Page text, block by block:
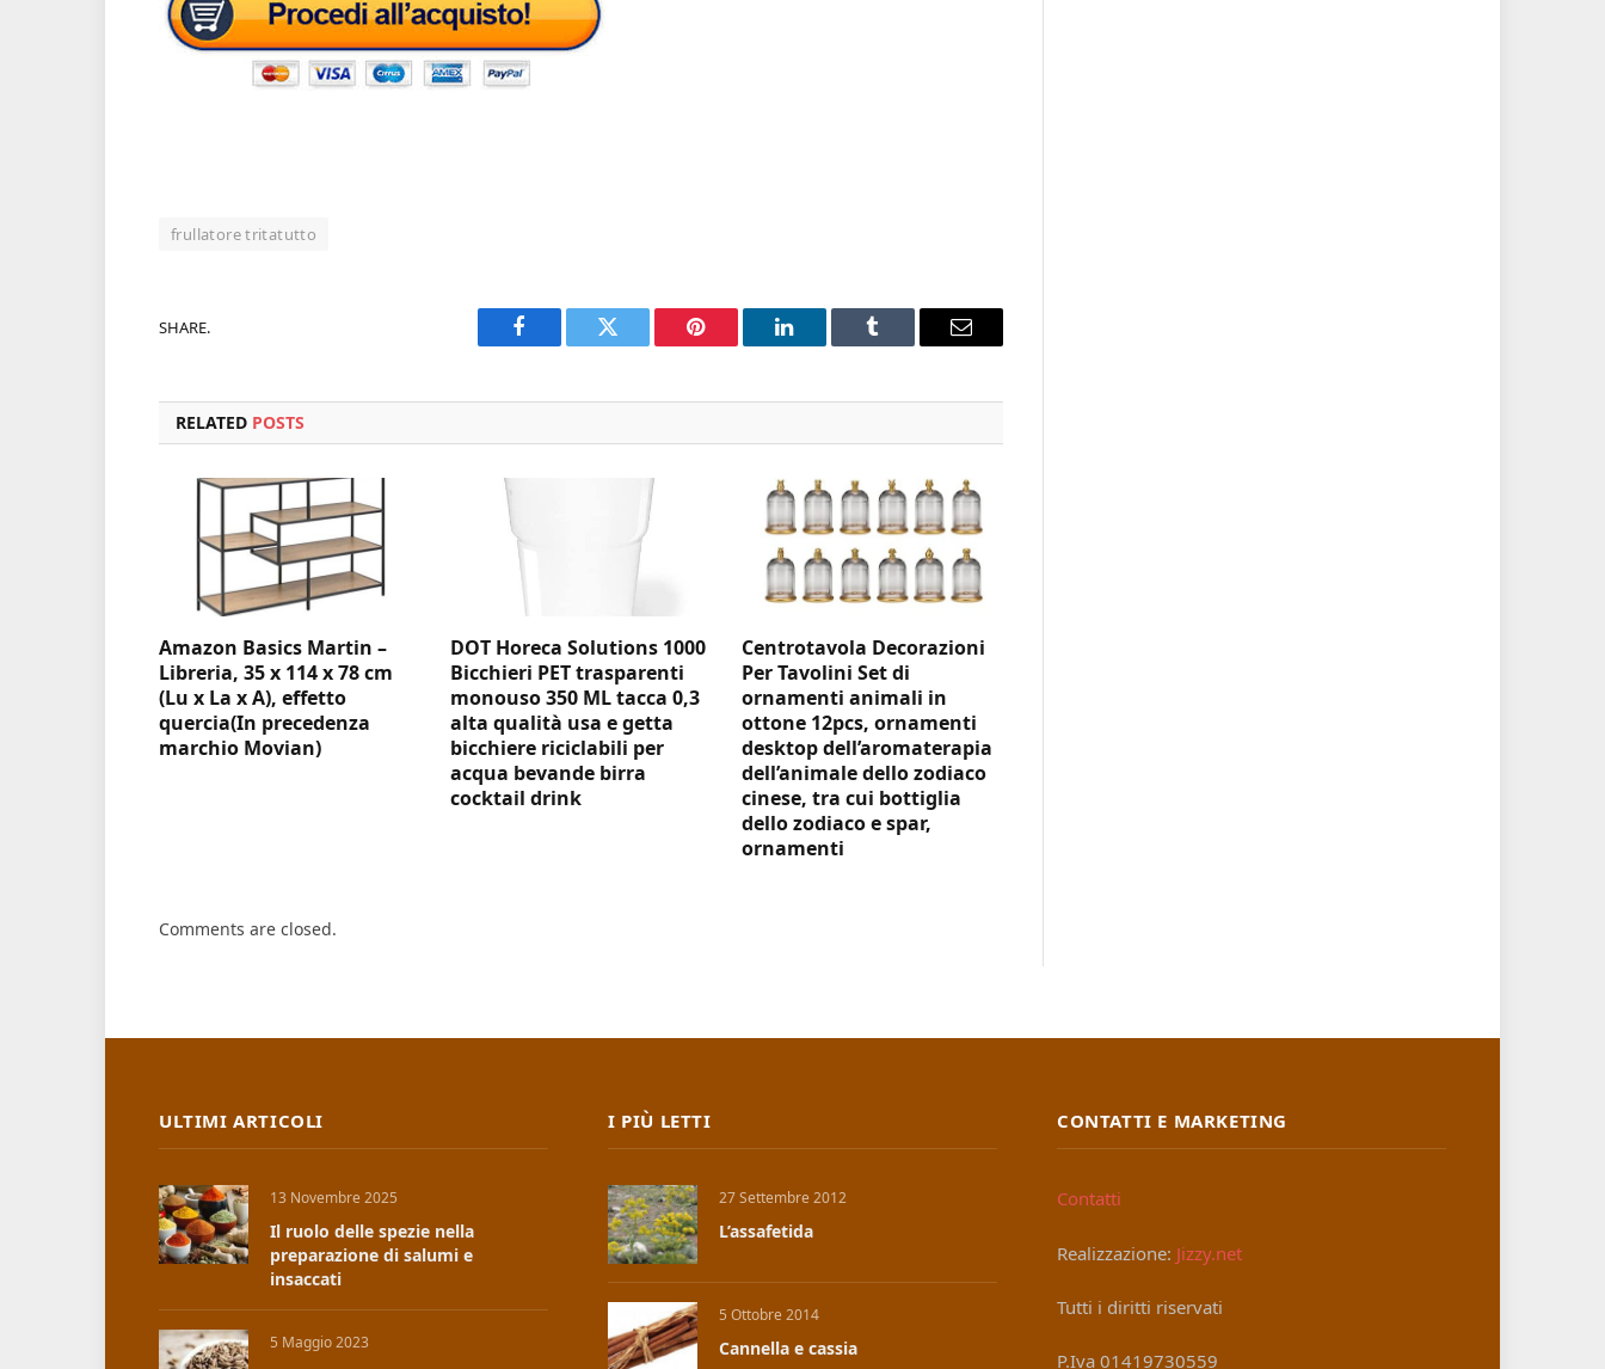
frullatore tritatutto
SHARE.
Facebook Twitter Pinterest LinkedIn Tumblr Email
RELATED POSTS
Amazon Basics Martin –
Libreria, 35 x 114 x 78 cm
(Lu x La x A), effetto
quercia(In precedenza
marchio Movian)
DOT Horeca Solutions 1000
Bicchieri PET trasparenti
monouso 350 ML tacca 0,3
alta qualità usa e getta
bicchiere riciclabili per
acqua bevande birra
cocktail drink
Centrotavola Decorazioni
Per Tavolini Set di
ornamenti animali in
ottone 12pcs, ornamenti
desktop dell’aromaterapia
dell’animale dello zodiaco
cinese, tra cui bottiglia
dello zodiaco e spar,
ornamenti
Comments are closed.
ULTIMI ARTICOLI
13 Novembre 2025
Il ruolo delle spezie nella
preparazione di salumi e
insaccati
5 Maggio 2023
I PIÙ LETTI
27 Settembre 2012
L’assafetida
5 Ottobre 2014
Cannella e cassia
CONTATTI E MARKETING
Contatti
Realizzazione: Jizzy.net
Tutti i diritti riservati
P.Iva 01419730559